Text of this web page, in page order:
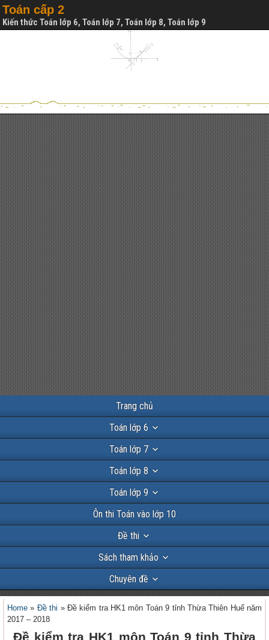
Toán cấp 2
Kiến thức Toán lớp 6, Toán lớp 7, Toán lớp 8, Toán lớp 9
Trang chủ
Toán lớp 6
Toán lớp 7
Toán lớp 8
Toán lớp 9
Ôn thi Toán vào lớp 10
Đề thi
Sách tham khảo
Chuyên đề
Home » Đề thi » Đề kiểm tra HK1 môn Toán 9 tỉnh Thừa Thiên Huế năm
2017 – 2018
Đề kiểm tra HK1 môn Toán 9 tỉnh Thừa